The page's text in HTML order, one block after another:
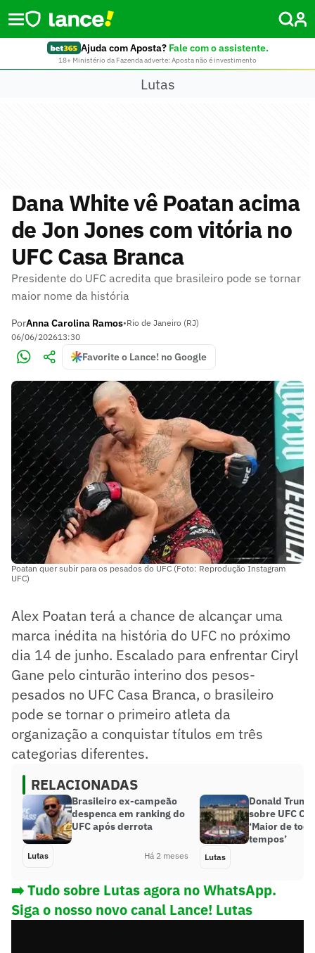
Ajuda com Aposta? Fale com o assistente.
18+ Ministério da Fazenda adverte: Aposta não é investimento
Lutas
Dana White vê Poatan acima
de Jon Jones com vitória no
UFC Casa Branca
Presidente do UFC acredita que brasileiro pode se tornar
maior nome da história
PorAnna Carolina Ramos•Rio de Janeiro (RJ)
06/06/202613:30
Favorite o Lance! no Google
Poatan quer subir para os pesados do UFC (Foto: Reprodução Instagram
UFC)
Alex Poatan terá a chance de alcançar uma
marca inédita na história do UFC no próximo
dia 14 de junho. Escalado para enfrentar Ciryl
Gane pelo cinturão interino dos pesos-
pesados no UFC Casa Branca, o brasileiro
pode se tornar o primeiro atleta da
organização a conquistar títulos em três
categorias diferentes.
RELACIONADAS
Brasileiro ex-campeão
despenca em ranking do
UFC após derrota
Lutas Há 2 meses
Donald
sobre UFC
‘Maior de
tempos’
Lutas
➡️ Tudo sobre Lutas agora no WhatsApp.
Siga o nosso novo canal Lance! Lutas